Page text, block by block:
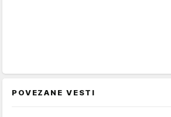
POVEZANE VESTI